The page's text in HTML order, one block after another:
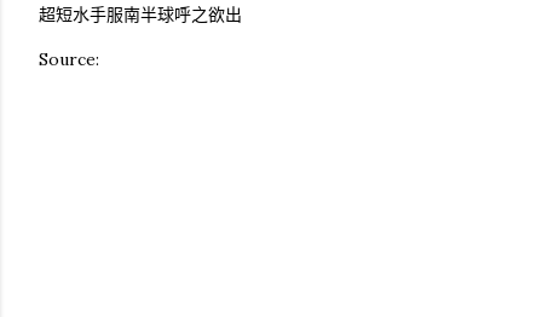
超短水手服南半球呼之欲出
Source: